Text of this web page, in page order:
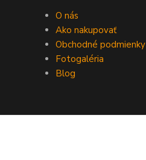
O nás
Ako nakupovať
Obchodné podmienky
Fotogaléria
Blog